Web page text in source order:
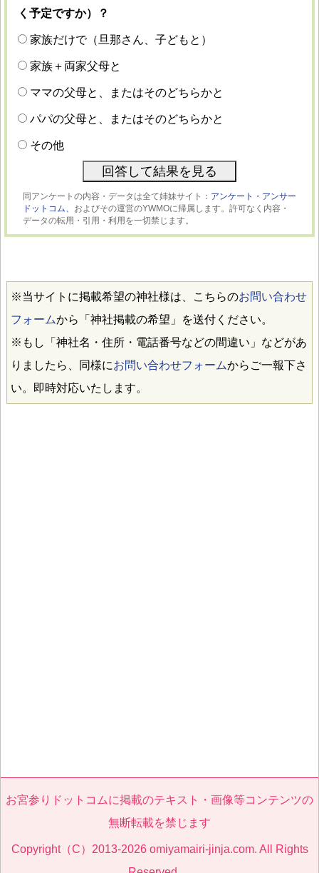
く予定ですか）？
家族だけで（旦那さん、子どもと）
家族＋両家父母と
ママの父母と、またはそのどちらかと
パパの父母と、またはそのどちらかと
その他
同アンケートの内容・データは全て姉妹サイト： アンケート・アンサー
ドットコム、 およびその運営のYWMOに帰属します。許可なく内容・
データの転用・引用・利用を一切禁じます。
※当サイトに掲載希望の神社様は、こちらのお問い合わせ
フォームから「神社掲載の希望」を送付ください。
※もし「神社名・住所・電話番号などの間違い」などがあ
りましたら、同様にお問い合わせフォームからご一報下さ
い。即時対応いたします。
お宮参りドットコムに掲載のテキスト・画像等コンテンツの
無断転載を禁じます
Copyright（C）2013-2026 omiyamairi-jinja.com. All Rights